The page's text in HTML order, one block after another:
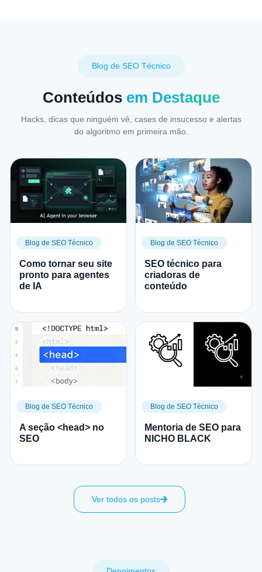
Blog de SEO Técnico
Conteúdos em Destaque
Hacks, dicas que ninguém vê, cases de insucesso e alertas
do algoritmo em primeira mão.
Blog de SEO Técnico
Como tornar seu site
pronto para agentes
de IA
Blog de SEO Técnico
SEO técnico para
criadoras de
conteúdo
Blog de SEO Técnico
A seção <head> no
SEO
Blog de SEO Técnico
Mentoria de SEO para
NICHO BLACK
Ver todos os posts